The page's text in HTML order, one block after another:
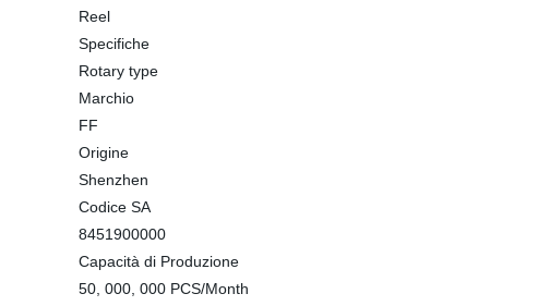
Reel
Specifiche
Rotary type
Marchio
FF
Origine
Shenzhen
Codice SA
8451900000
Capacità di Produzione
50, 000, 000 PCS/Month